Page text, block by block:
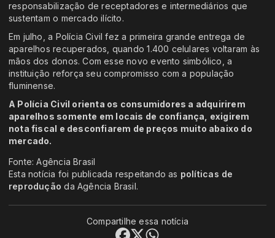
responsabilização de receptadores e intermediários que
sustentam o mercado ilícito.
Em julho, a Polícia Civil fez a primeira grande entrega de
aparelhos recuperados, quando 1.400 celulares voltaram às
mãos dos donos. Com esse novo evento simbólico, a
instituição reforça seu compromisso com a população
fluminense.
A Polícia Civil orienta os consumidores a adquirirem
aparelhos somente em locais de confiança, exigirem
nota fiscal e desconfiarem de preços muito abaixo do
mercado.
Fonte: Agência Brasil
Esta notícia foi publicada respeitando as políticas de
reprodução da Agência Brasil.
Compartilhe essa notícia